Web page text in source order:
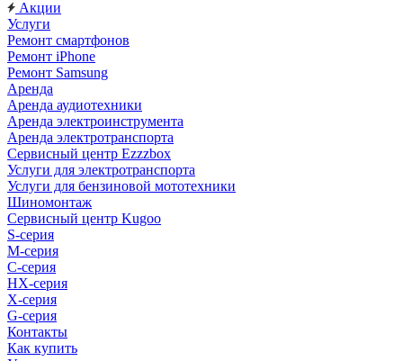
Акции
Услуги
Ремонт смартфонов
Ремонт iPhone
Ремонт Samsung
Аренда
Аренда аудиотехники
Аренда электроинструмента
Аренда электротранспорта
Сервисный центр Ezzzbox
Услуги для электротранспорта
Услуги для бензиновой мототехники
Шиномонтаж
Сервисный центр Kugoo
S-cерия
M-серия
С-серия
HX-серия
X-серия
G-серия
Контакты
Как купить